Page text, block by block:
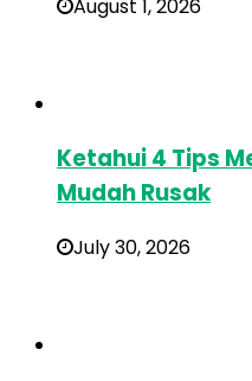
August 1, 2026
Ketahui 4 Tips
Mudah Rusak
July 30, 2026